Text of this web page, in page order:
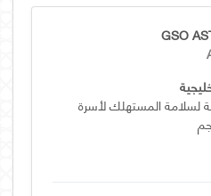
GSO
لسلامة المستهلك لأسرة